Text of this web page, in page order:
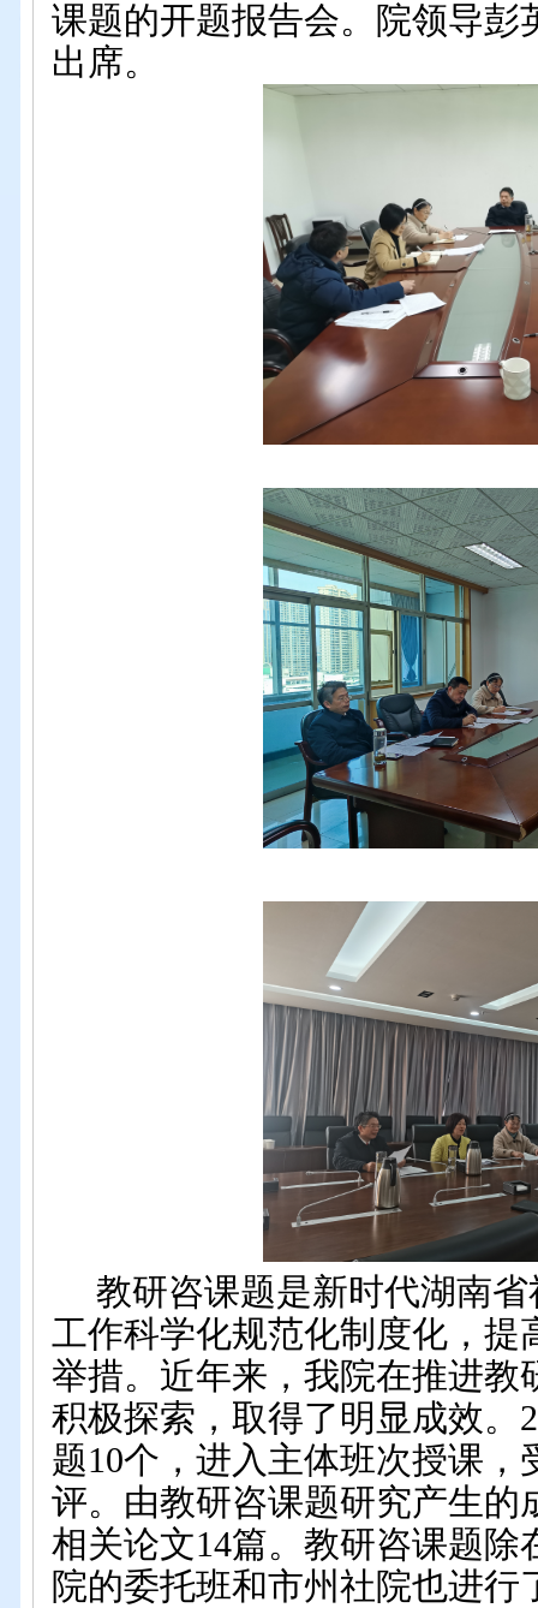
课题的开题报告会。院领导彭
出席。
教研咨课题是新时代湖南
工作科学化规范化制度化，提
举措。近年来，我院在推进教
积极探索，取得了明显成效。
题10个，进入主体班次授课，
评。由教研咨课题研究产生的
相关论文14篇。教研咨课题除
院的委托班和市州社院也进行